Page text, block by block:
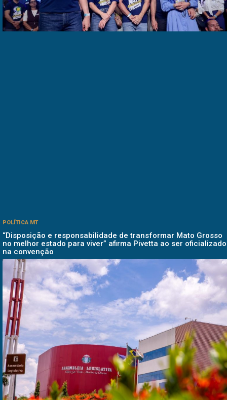
POLÍTICA MT
“Disposição e responsabilidade de transformar Mato Grosso
no melhor estado para viver” afirma Pivetta ao ser oficializado
na convenção